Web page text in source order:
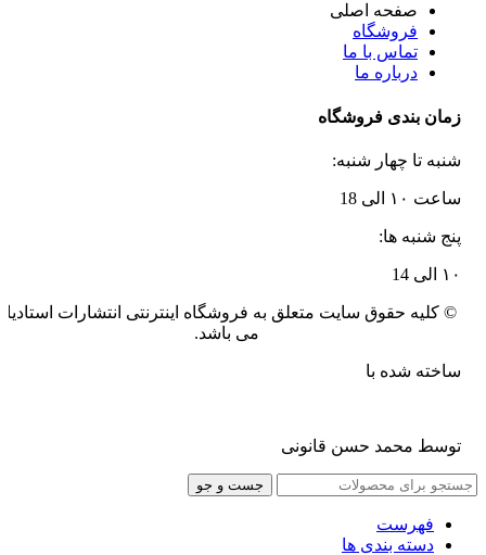
صفحه اصلی
فروشگاه
تماس با ما
درباره ما
زمان بندی فروشگاه
شنبه تا چهار شنبه:
ساعت ۱۰ الی 18
پنج شنبه ها:
۱۰ الی 14
© کلیه حقوق سایت متعلق به فروشگاه اینترنتی انتشارات
می باشد.
ساخته شده با
توسط محمد حسن قانونی
جست و جو
فهرست
دسته بندی ها